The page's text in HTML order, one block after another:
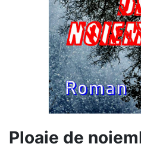
Ploaie de